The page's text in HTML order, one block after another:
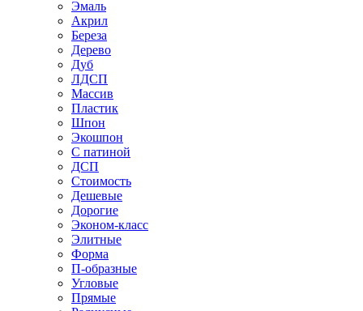
Эмаль
Акрил
Береза
Дерево
Дуб
ЛДСП
Массив
Пластик
Шпон
Экошпон
С патиной
ДСП
Стоимость
Дешевые
Дорогие
Эконом-класс
Элитные
Форма
П-образные
Угловые
Прямые